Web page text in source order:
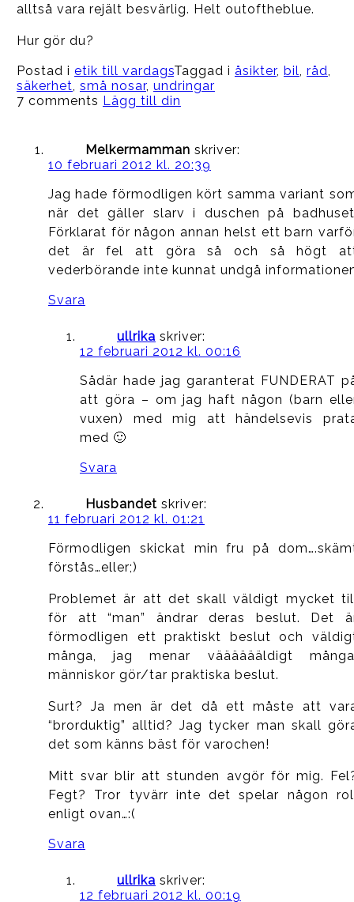
alltså vara rejält besvärlig. Helt outoftheblue.
Hur gör du?
Postad i etik till vardagsTaggad i åsikter, bil, råd,
säkerhet, små nosar, undringar
7 comments Lägg till din
Melkermamman skriver:
10 februari 2012 kl. 20:39
Jag hade förmodligen kört samma variant
när det gäller slarv i duschen på
Förklarat för någon annan helst ett barn
det är fel att göra så och så högt
vederbörande inte kunnat undgå
Svara
ullrika skriver:
12 februari 2012 kl. 00:16
Sådär hade jag garanterat FUNDERAT
att göra – om jag haft någon (barn
vuxen) med mig att händelsevis
med 🙂
Svara
Husbandet skriver:
11 februari 2012 kl. 01:21
Förmodligen skickat min fru på
förstås…eller;)
Problemet är att det skall väldigt mycket
för att “man” ändrar deras beslut. Det
förmodligen ett praktiskt beslut och
många, jag menar vääääääldigt
människor gör/tar praktiska beslut.
Surt? Ja men är det då ett måste att
“brorduktig” alltid? Jag tycker man skall
det som känns bäst för varochen!
Mitt svar blir att stunden avgör för mig.
Fegt? Tror tyvärr inte det spelar någon
enligt ovan…:(
Svara
ullrika skriver:
12 februari 2012 kl. 00:19